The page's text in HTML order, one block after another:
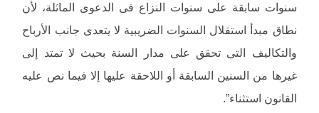
سنوات سابقة على سنوات النزاع فى الدعوى الماثلة، لأن
نطاق مبدأ استقلال السنوات الضريبية لا يتعدى جانب الأرباح
والتكاليف التى تحقق على مدار السنة بحيث لا تمتد إلى
غيرها من السنين السابقة أو اللاحقة عليها إلا فيما نص عليه
القانون استثناء”.